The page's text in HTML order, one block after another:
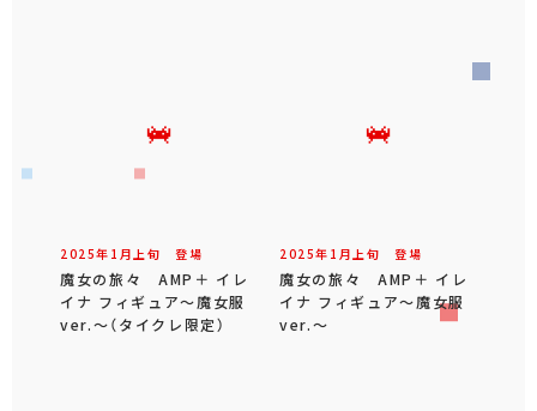
2025年 1 月 上旬 登場
魔女の旅々 AMP＋ イレ
イナ フィギュア～魔女服
ver.～（タイクレ限定）
2025年 1 月 上旬 登場
魔女の旅々 AMP＋ イレ
イナ フィギュア～魔女服
ver.～